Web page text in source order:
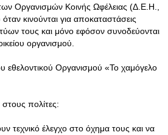
Οργανισμών Κοινής Ωφέλειας (Δ.Ε.Η.,
κινούνται για αποκαταστάσεις
τους και μόνο εφόσον συνοδεύονται
οργανισμού.
εθελοντικού Οργανισμού «Το χαμόγελο
πολίτες:
τεχνικό έλεγχο στο όχημα τους και να